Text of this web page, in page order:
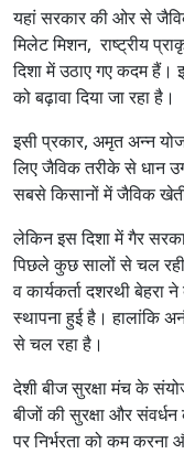
यहां सरकार की ओर से
मिलेट मिशन, राष्ट्रीय
दिशा में उठाए गए कदम
को बढ़ावा दिया जा रहा है।
इसी प्रकार, अमृत अन्न
लिए जैविक तरीके से धान
सबसे किसानों में जैविक
लेकिन इस दिशा में गैर
पिछले कुछ सालों से चल
व कार्यकर्ता दशरथी बेहरा
स्थापना हुई है। हालांकि
से चल रहा है।
देशी बीज सुरक्षा मंच के
बीजों की सुरक्षा और
पर निर्भरता को कम करना